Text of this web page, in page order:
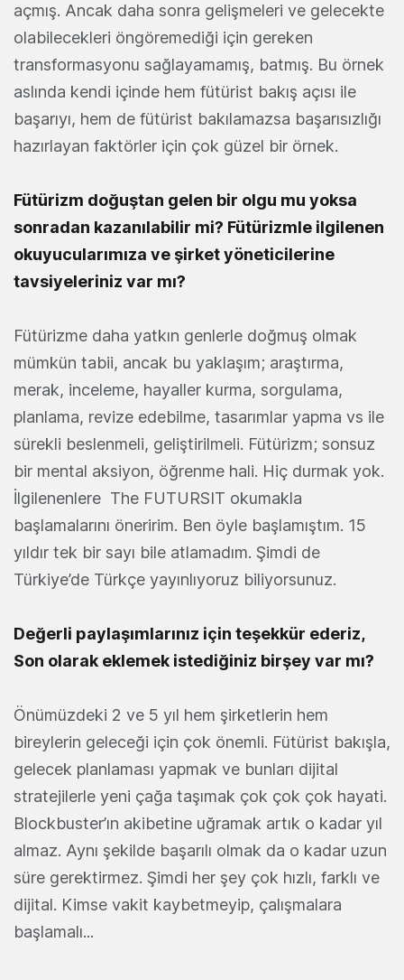
açmış. Ancak daha sonra gelişmeleri ve gelecekte
olabilecekleri öngöremediği için gereken
transformasyonu sağlayamamış, batmış. Bu örnek
aslında kendi içinde hem fütürist bakış açısı ile
başarıyı, hem de fütürist bakılamazsa başarısızlığı
hazırlayan faktörler için çok güzel bir örnek.
Fütürizm doğuştan gelen bir olgu mu yoksa
sonradan kazanılabilir mi? Fütürizmle ilgilenen
okuyucularımıza ve şirket yöneticilerine
tavsiyeleriniz var mı?
Fütürizme daha yatkın genlerle doğmuş olmak
mümkün tabii, ancak bu yaklaşım; araştırma,
merak, inceleme, hayaller kurma, sorgulama,
planlama, revize edebilme, tasarımlar yapma vs ile
sürekli beslenmeli, geliştirilmeli. Fütürizm; sonsuz
bir mental aksiyon, öğrenme hali. Hiç durmak yok.
İlgilenenlere The FUTURSIT okumakla
başlamalarını öneririm. Ben öyle başlamıştım. 15
yıldır tek bir sayı bile atlamadım. Şimdi de
Türkiye’de Türkçe yayınlıyoruz biliyorsunuz.
Değerli paylaşımlarınız için teşekkür ederiz,
Son olarak eklemek istediğiniz birşey var mı?
Önümüzdeki 2 ve 5 yıl hem şirketlerin hem
bireylerin geleceği için çok önemli. Fütürist bakışla,
gelecek planlaması yapmak ve bunları dijital
stratejilerle yeni çağa taşımak çok çok çok hayati.
Blockbuster’ın akibetine uğramak artık o kadar yıl
almaz. Aynı şekilde başarılı olmak da o kadar uzun
süre gerektirmez. Şimdi her şey çok hızlı, farklı ve
dijital. Kimse vakit kaybetmeyip, çalışmalara
başlamalı...